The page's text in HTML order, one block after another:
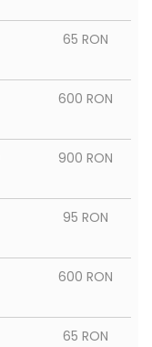
65 RON
600 RON
900 RON
95 RON
600 RON
65 RON